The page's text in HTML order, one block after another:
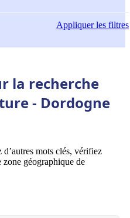
Appliquerles filtres
la recherche
- Dordogne
mots clés, vérifiez
zone géographique de